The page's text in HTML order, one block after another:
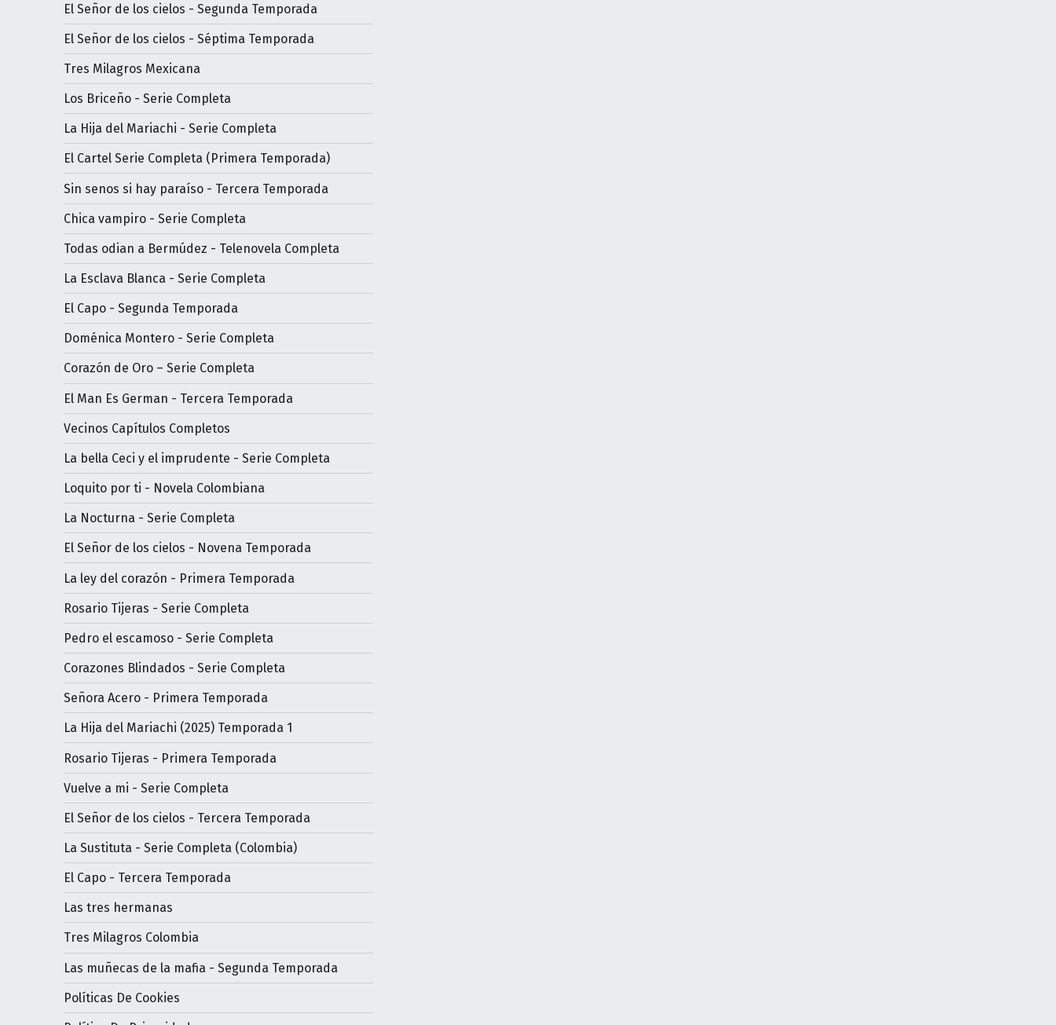
El Señor de los cielos - Segunda Temporada
El Señor de los cielos - Séptima Temporada
Tres Milagros Mexicana
Los Briceño - Serie Completa
La Hija del Mariachi - Serie Completa
El Cartel Serie Completa (Primera Temporada)
Sin senos si hay paraíso - Tercera Temporada
Chica vampiro - Serie Completa
Todas odian a Bermúdez - Telenovela Completa
La Esclava Blanca - Serie Completa
El Capo - Segunda Temporada
Doménica Montero - Serie Completa
Corazón de Oro – Serie Completa
El Man Es German - Tercera Temporada
Vecinos Capítulos Completos
La bella Ceci y el imprudente - Serie Completa
Loquito por ti - Novela Colombiana
La Nocturna - Serie Completa
El Señor de los cielos - Novena Temporada
La ley del corazón - Primera Temporada
Rosario Tijeras - Serie Completa
Pedro el escamoso - Serie Completa
Corazones Blindados - Serie Completa
Señora Acero - Primera Temporada
La Hija del Mariachi (2025) Temporada 1
Rosario Tijeras - Primera Temporada
Vuelve a mi - Serie Completa
El Señor de los cielos - Tercera Temporada
La Sustituta - Serie Completa (Colombia)
El Capo - Tercera Temporada
Las tres hermanas
Tres Milagros Colombia
Las muñecas de la mafia - Segunda Temporada
Políticas De Cookies